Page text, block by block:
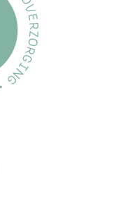
Palmer’s was pionier
in